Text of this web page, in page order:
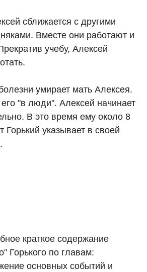
сближается с другими
Вместе они работают и
учебу, Алексей
умирает мать Алексея.
"в люди". Алексей начинает
В это время ему около 8
Горький указывает в своей
краткое содержание
Горького по главам:
основных событий и